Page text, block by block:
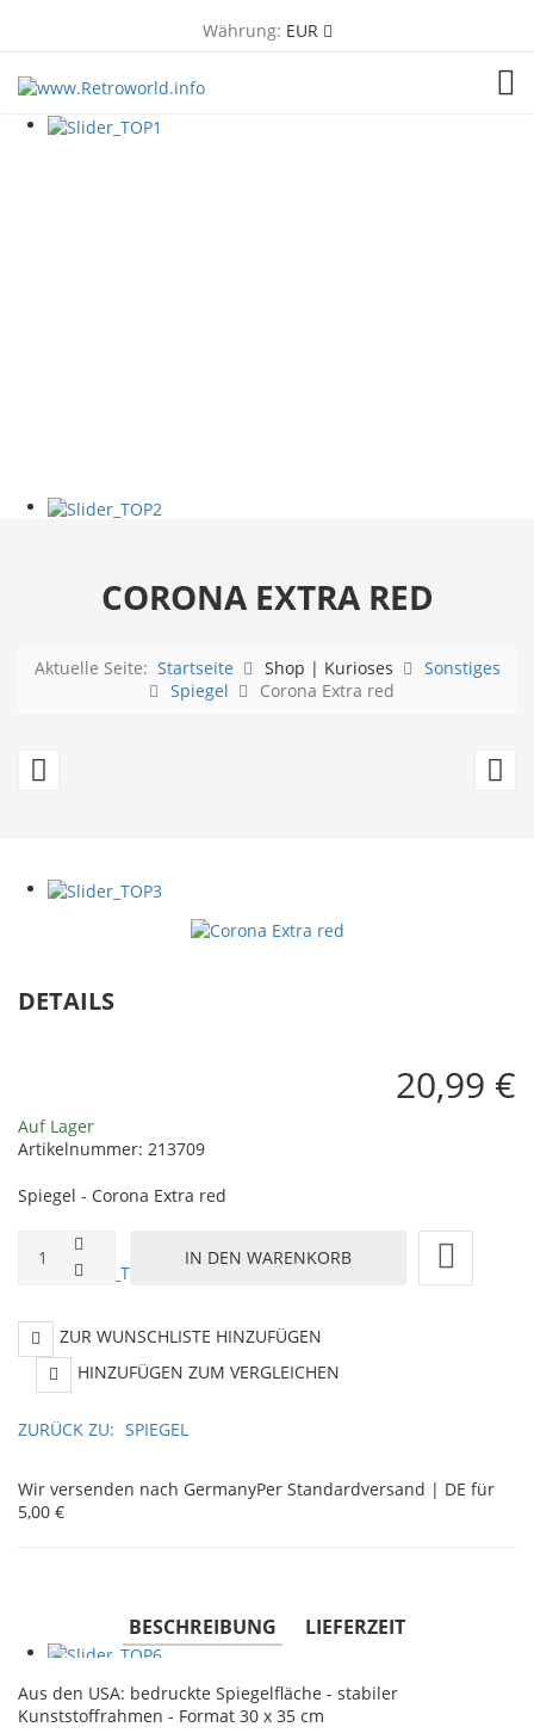
Währung: EUR
CORONA EXTRA RED
Aktuelle Seite: Startseite Shop | Kurioses
Sonstiges
Spiegel
Corona Extra red
DETAILS
20,99 €
Auf Lager
Artikelnummer: 213709
Spiegel - Corona Extra red
ZUR WUNSCHLISTE HINZUFÜGEN
HINZUFÜGEN ZUM VERGLEICHEN
ZURÜCK ZU: SPIEGEL
Wir versenden nach GermanyPer Standardversand | DE für
5,00 €
BESCHREIBUNG LIEFERZEIT
Aus den USA: bedruckte Spiegelfläche - stabiler
Kunststoffrahmen - Format 30 x 35 cm